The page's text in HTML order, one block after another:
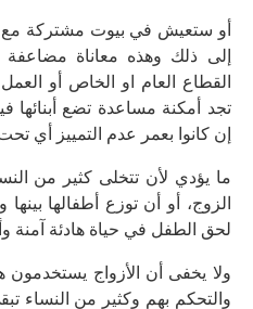
أو ستعيش في بيوت مشتركة مع
إلى ذلك وهذه معاناة
القطاع العام او الخاص أو
تجد أمكنة مساعدة تضع أبنائها
إن كانوا بعمر عدم التمييز أي
ما يؤدي لأن تتخلى كثير من
الزوج، أو أن توزع أطفالها
لحق الطفل في حياة هادئة آمنة
ولا يخفى أن الأزواج
والتحكم بهم وكثير من النساء